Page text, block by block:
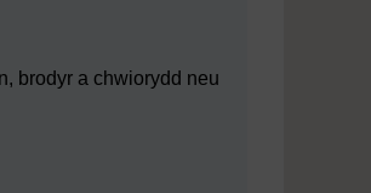
brodyr a chwiorydd neu